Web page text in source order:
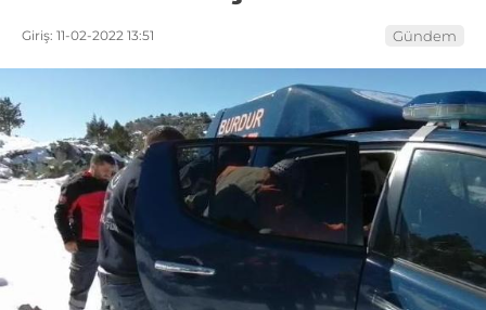
Giriş: 11-02-2022 13:51 Gündem